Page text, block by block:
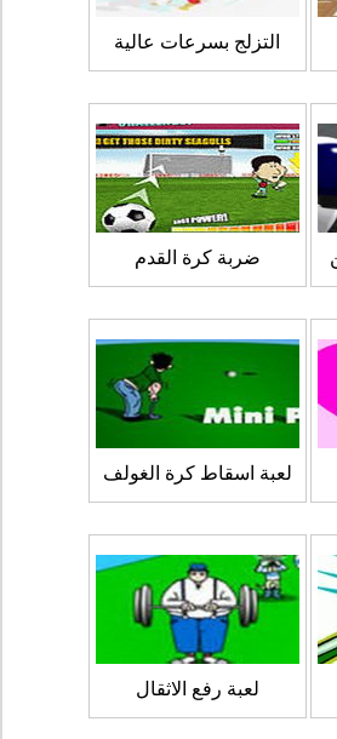
التزلج بسرعات عالية
ضربة كرة القدم
لعبة اسقاط كرة الغولف
لعبة رفع الاثقال